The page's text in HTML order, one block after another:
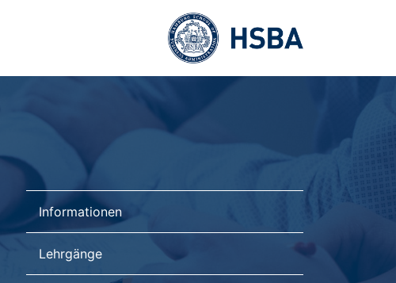
Informationen
Lehrgänge